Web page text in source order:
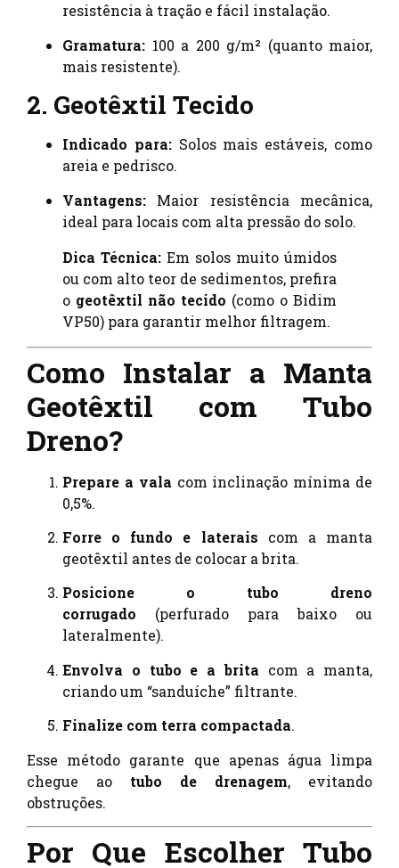
resistência à tração e fácil instalação.
Gramatura: 100 a 200 g/m² (quanto maior,
mais resistente).
2. Geotêxtil Tecido
Indicado para:Solos mais estáveis, como
areia e pedrisco.
Vantagens: Maior resistência mecânica,
ideal para locais com alta pressão do solo.
Dica Técnica: Em solos muito úmidos
ou com alto teor de sedimentos, prefira
o geotêxtil não tecido (como o Bidim
VP50) para garantir melhor filtragem.
Como Instalar a Manta
Geotêxtil com Tubo
Dreno?
Prepare a vala com inclinação mínima de
0,5%.
Forre o fundo e laterais com a manta
geotêxtil antes de colocar a brita.
Posicione o tubo dreno
corrugado (perfurado para baixo ou
lateralmente).
Envolva o tubo e a brita com a manta,
criando um “sanduíche” filtrante.
Finalize com terra compactada.
Esse método garante que apenas água limpa
chegue ao tubo de drenagem, evitando
obstruções.
Por Que Escolher Tubo